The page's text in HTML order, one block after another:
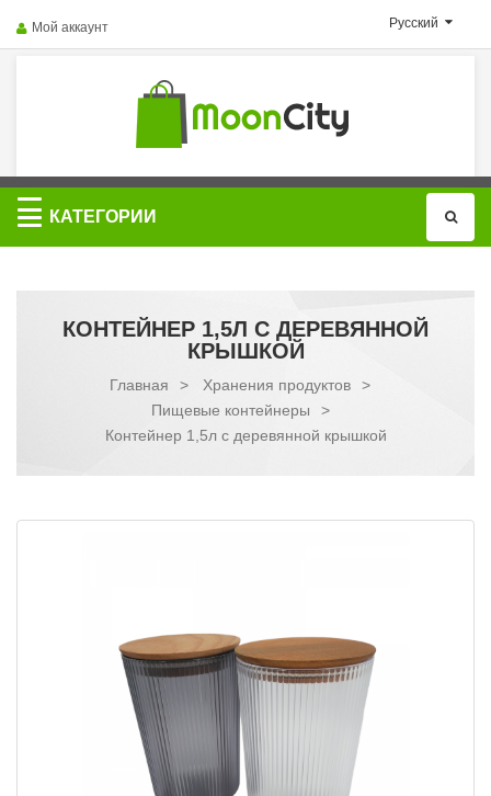
Русский
Мой аккаунт
Категории
КАТЕГОРИИ
КОНТЕЙНЕР 1,5Л С ДЕРЕВЯННОЙ
КРЫШКОЙ
Главная > Хранения продуктов
>
Пищевые контейнеры
>
Контейнер 1,5л с деревянной крышкой